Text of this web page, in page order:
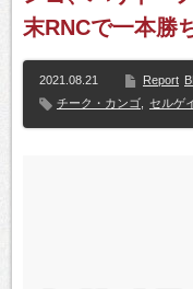
末RNCで一本勝
2021.08.21 Report
チーク・カンゴ
セルゲ